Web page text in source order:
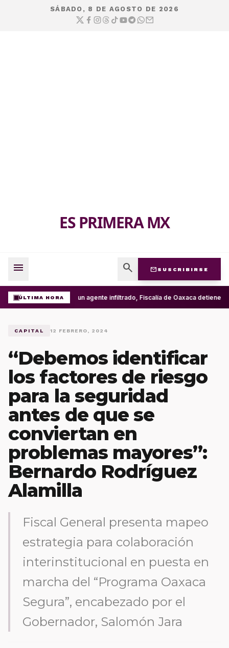
SÁBADO, 8 DE AGOSTO DE 2026
ES PRIMERA MX
menu search mail SUSCRIBIRSE
ÚLTIMA HORACon un agente infiltrado, Fiscalía de Oaxaca detiene
CAPITAL 12 FEBRERO, 2024
“Debemos identificar
los factores de riesgo
para la seguridad
antes de que se
conviertan en
problemas mayores”:
Bernardo Rodríguez
Alamilla
Fiscal General presenta mapeo
estrategia para colaboración
interinstitucional en puesta en
marcha del “Programa Oaxaca
Segura”, encabezado por el
Gobernador, Salomón Jara